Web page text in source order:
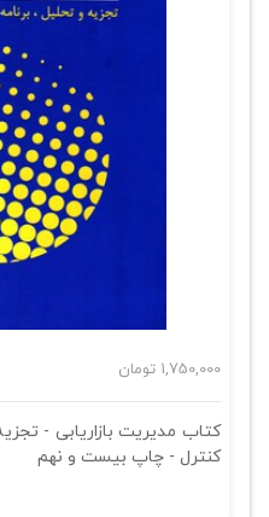
1,750,000 تومان
کتاب مدیریت بازاریابی -
کنترل - چاپ بیست و نهم